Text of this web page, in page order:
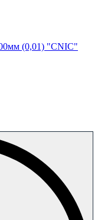
(0,01) "CNIC"